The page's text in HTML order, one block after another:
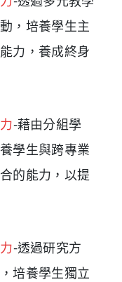
，培養學生主
力，養成終身
-藉由分組學
學生與跨專業
的能力，以提
-透過研究方
培養學生獨立